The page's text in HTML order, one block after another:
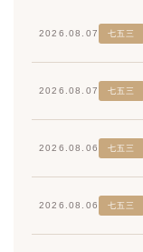
2026.08.07 七五三
2026.08.07 七五三
2026.08.06 七五三
2026.08.06 七五三